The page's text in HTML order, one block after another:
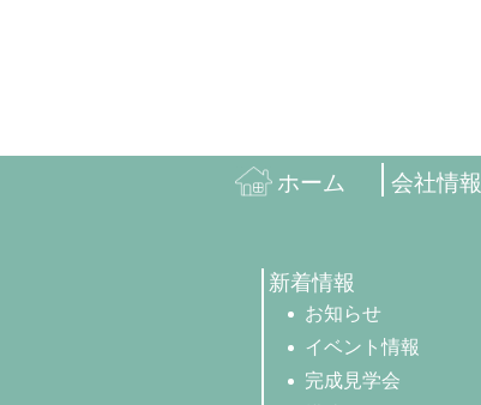
ホーム 会社情報
新着情報
お知らせ
イベント情報
完成見学会